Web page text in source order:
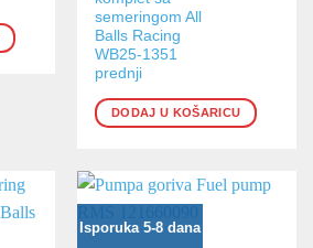
semeringom All
Balls Racing
WB25-1351
prednji
DODAJ U KOŠARICU
Isporuka 5-8 dana